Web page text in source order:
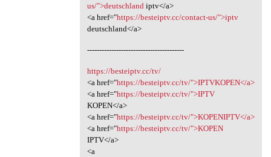
us/">deutschlandiptv</a>
<a href="https://besteiptv.cc/contact-us/">iptv
deutschland</a>
----------------------------------------
https://besteiptv.cc/tv/
<a href="https://besteiptv.cc/tv/">IPTVKOPEN</a>
<a href="https://besteiptv.cc/tv/">IPTV
KOPEN</a>
<a href="https://besteiptv.cc/tv/">KOPENIPTV</a>
<a href="https://besteiptv.cc/tv/">KOPEN
IPTV</a>
<a